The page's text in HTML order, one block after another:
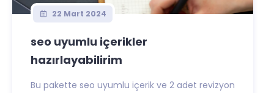
22 Mart 2024
seo uyumlu içerikler
hazırlayabilirim
Bu pakette seo uyumlu içerik ve 2 adet revizyon